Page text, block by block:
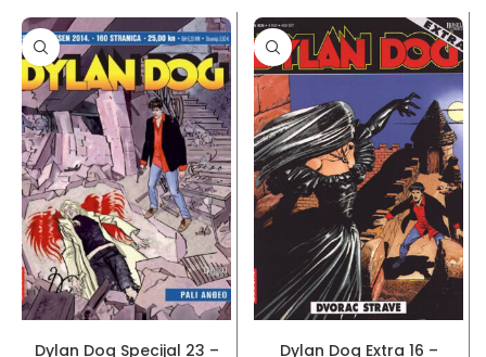
Dylan Dog Specijal 23 – Dylan Dog Extra 16 –